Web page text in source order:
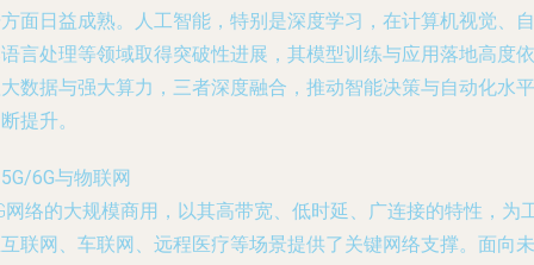
面日益成熟。人工智能，特别是深度学习，在计算机视觉、自
言处理等领域取得突破性进展，其模型训练与应用落地高度依
数据与强大算力，三者深度融合，推动智能决策与自动化水平
提升。
6G与物联网
网络的大规模商用，以其高带宽、低时延、广连接的特性，为
联网、车联网、远程医疗等场景提供了关键网络支撑。面向未